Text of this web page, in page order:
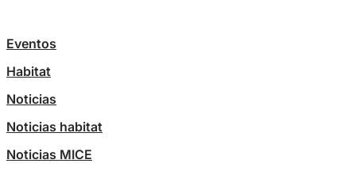
Eventos
Habitat
Noticias
Noticias habitat
Noticias MICE